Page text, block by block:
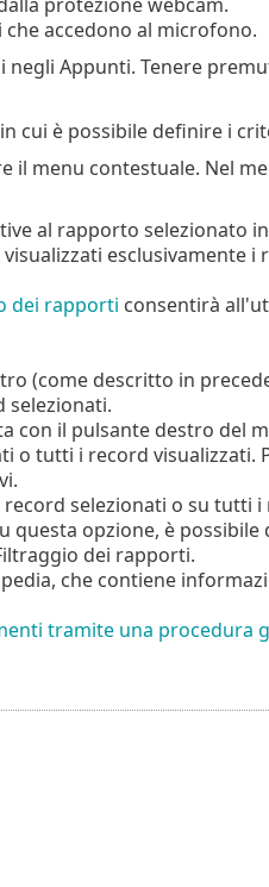
accedono al microfono.
Appunti. Tenere
in cui è possibile definire i
il menu contestuale. Nel
al rapporto selezionato
esclusivamente i
dei rapporti consentirà
(come descritto in
selezionati.
con il pulsante destro del
o tutti i record visualizzati.
selezionati o su tutti
questa opzione, è
dei rapporti.
che contiene
tramite una procedura